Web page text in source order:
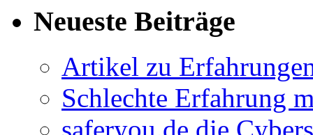
Neueste Beiträge
Artikel zu
Schlechte Erfahrung